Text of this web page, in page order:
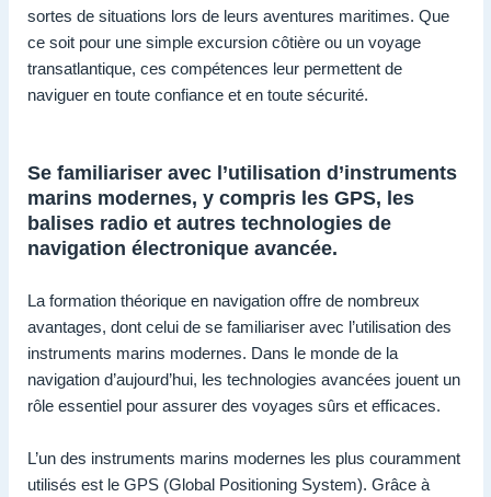
sortes de situations lors de leurs aventures maritimes. Que
ce soit pour une simple excursion côtière ou un voyage
transatlantique, ces compétences leur permettent de
naviguer en toute confiance et en toute sécurité.
Se familiariser avec l’utilisation d’instruments
marins modernes, y compris les GPS, les
balises radio et autres technologies de
navigation électronique avancée.
La formation théorique en navigation offre de nombreux
avantages, dont celui de se familiariser avec l’utilisation des
instruments marins modernes. Dans le monde de la
navigation d’aujourd’hui, les technologies avancées jouent un
rôle essentiel pour assurer des voyages sûrs et efficaces.
L’un des instruments marins modernes les plus couramment
utilisés est le GPS (Global Positioning System). Grâce à